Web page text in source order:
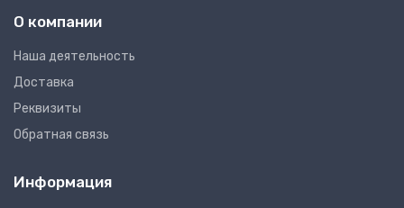
О компании
Наша деятельность
Доставка
Реквизиты
Обратная связь
Информация